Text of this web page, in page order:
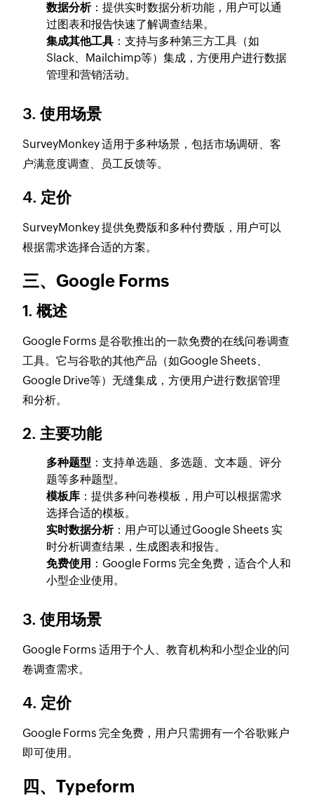
数据分析：提供实时数据分析功能，用户可以通
过图表和报告快速了解调查结果。
集成其他工具 ：支持与多种第三方工具（如
Slack、Mailchimp等）集成，方便用户进行数据
管理和营销活动。
3. 使用场景
SurveyMonkey 适用于多种场景，包括市场调研、客
户满意度调查、员工反馈等。
4. 定价
SurveyMonkey 提供免费版和多种付费版，用户可以
根据需求选择合适的方案。
三、Google Forms
1. 概述
Google Forms 是谷歌推出的一款免费的在线问卷调查
工具。它与谷歌的其他产品（如Google Sheets、
Google Drive等）无缝集成，方便用户进行数据管理
和分析。
2. 主要功能
多种题型 ：支持单选题、多选题、文本题、评分
题等多种题型。
模板库 ：提供多种问卷模板，用户可以根据需求
选择合适的模板。
实时数据分析：用户可以通过Google Sheets 实
时分析调查结果，生成图表和报告。
免费使用 ：Google Forms 完全免费，适合个人和
小型企业使用。
3. 使用场景
Google Forms 适用于个人、教育机构和小型企业的问
卷调查需求。
4. 定价
Google Forms 完全免费，用户只需拥有一个谷歌账户
即可使用。
四、Typeform